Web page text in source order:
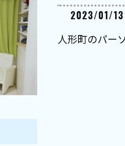
2023/01/13
人形町のパー